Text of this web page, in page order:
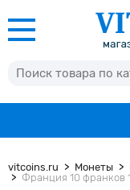
vitcoins.ru Монеты
Франция 10 франков